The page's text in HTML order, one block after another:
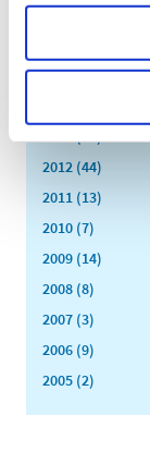
2017 (167)
2015 (33)
2012 (44)
2011 (13)
2010 (7)
2009 (14)
2008 (8)
2007 (3)
2006 (9)
2005 (2)